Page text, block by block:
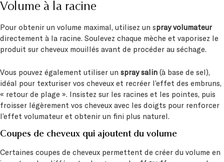
Volume à la racine
Pour obtenir un volume maximal, utilisez un spray volumateur
directement à la racine. Soulevez chaque mèche et vaporisez le
produit sur cheveux mouillés avant de procéder au séchage.
Vous pouvez également utiliser un spray salin (à base de sel),
idéal pour texturiser vos cheveux et recréer l’effet des embruns,
« retour de plage ». Insistez sur les racines et les pointes, puis
froisser légèrement vos cheveux avec les doigts pour renforcer
l’effet volumateur et obtenir un fini plus naturel.
Coupes de cheveux qui ajoutent du volume
Certaines coupes de cheveux permettent de créer du volume en